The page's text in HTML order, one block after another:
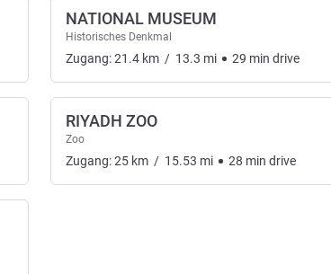
NATIONAL MUSEUM
Historisches Denkmal
Zugang:21.4 km / 13.3 mi 29 min drive
RIYADH ZOO
Zoo
Zugang:25 km / 15.53 mi 28 min drive